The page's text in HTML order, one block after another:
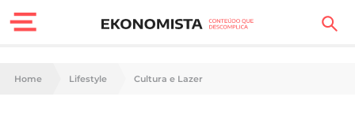
Finanças Pessoais
Home Lifestyle Cultura e Lazer